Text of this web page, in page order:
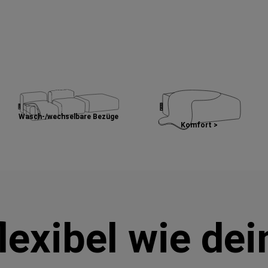
Wasch-/wechselbare Bezüge
Komfort >
wie